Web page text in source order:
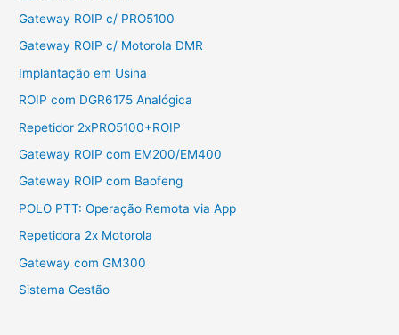
Gateway ROIP c/ PRO5100
Gateway ROIP c/ Motorola DMR
Implantação em Usina
ROIP com DGR6175 Analógica
Repetidor 2xPRO5100+ROIP
Gateway ROIP com EM200/EM400
Gateway ROIP com Baofeng
POLO PTT: Operação Remota via App
Repetidora 2x Motorola
Gateway com GM300
Sistema Gestão